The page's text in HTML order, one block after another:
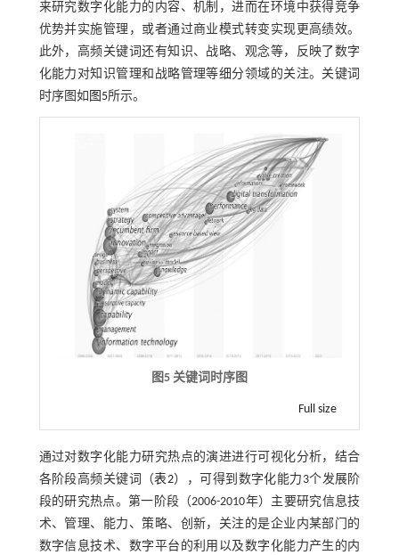
来研究数字化能力的内容、机制，进而在环境中获得竞争
优势并实施管理，或者通过商业模式转变实现更高绩效。
此外，高频关键词还有知识、战略、观念等，反映了数字
化能力对知识管理和战略管理等细分领域的关注。关键词
时序图如 图5所示。
图5 关键词时序图
Full size
通过对数字化能力研究热点的演进进行可视化分析，结合
各阶段高频关键词（表2），可得到数字化能力3个发展阶
段的研究热点。第一阶段（2006-2010年）主要研究信息技
术、管理、能力、策略、创新，关注的是企业内某部门的
数字信息技术、数字平台的利用以及数字化能力产生的内